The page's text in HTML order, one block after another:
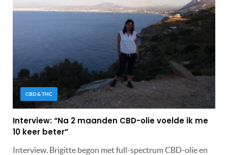
CBD & THC
Interview: “Na 2 maanden CBD-olie voelde ik me
10 keer beter”
Interview. Brigitte begon met full-spectrum CBD-olie en